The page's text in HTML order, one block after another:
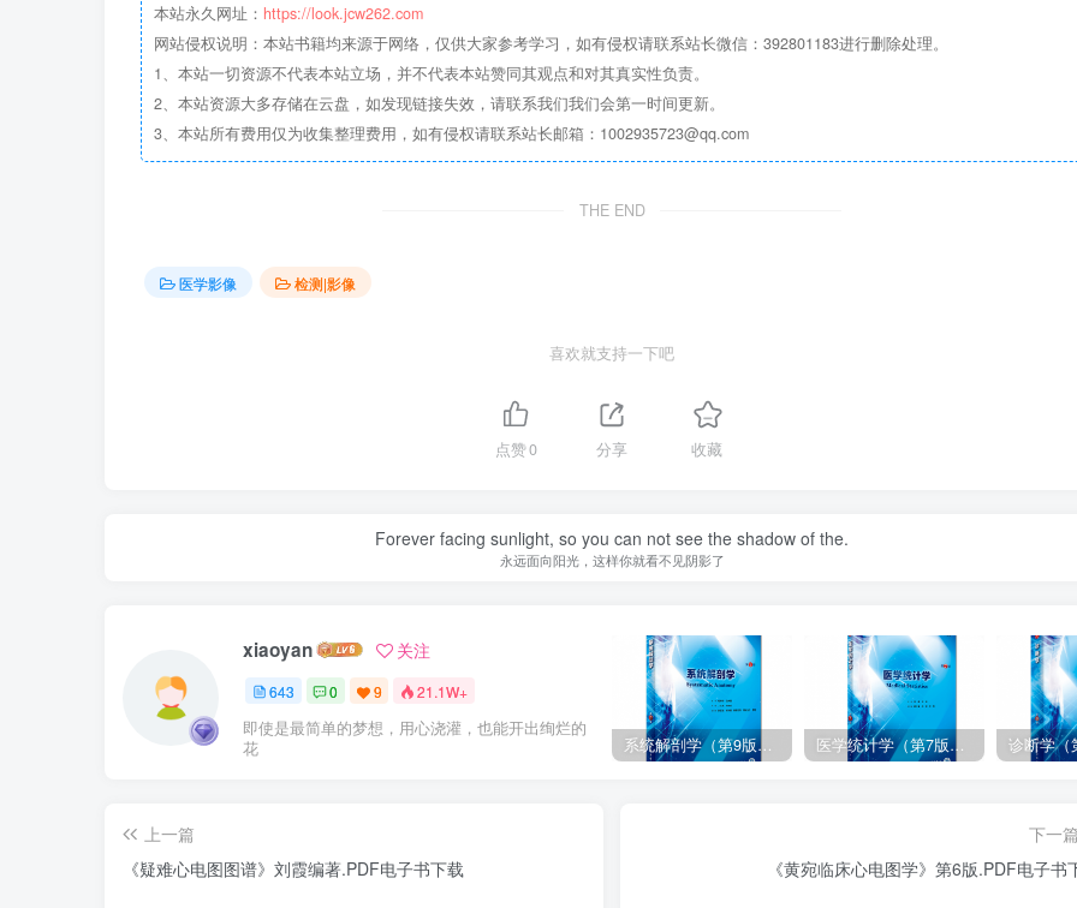
本站永久网址： https://look.jcw262.com
网站侵权说明：本站书籍均来源于网络，仅供大家参考学习，如有侵权请联系站长微信：392801183进行删除处理。
1、本站一切资源不代表本站立场，并不代表本站赞同其观点和对其真实性负责。
2、本站资源大多存储在云盘，如发现链接失效，请联系我们我们会第一时间更新。
3、本站所有费用仅为收集整理费用，如有侵权请联系站长邮箱：1002935723@qq.com
THE END
医学影像 检测|影像
喜欢就支持一下吧
点赞0 分享 收藏
Forever facing sunlight, so you can not see the shadow of the.
永远面向阳光，这样你就看不见阴影了
xiaoyan 关注
643 0 9 21.1W+
即使是最简单的梦想，用心浇灌，也能开出绚烂的
花
系统解剖学（第9版）丁文龙主编_人卫版教材.PDF电子书下载 医学统计学（第7版）李康主编_人卫版教材.PDF电子书下载
上一篇
《疑难心电图图谱》刘霞编著.PDF电子书下载
下一
《黄宛临床心电图学》第6版.PDF电子书